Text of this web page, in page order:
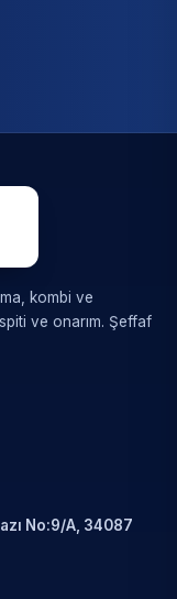
kombi ve
ve onarım. Şeffaf
No:9/A, 34087